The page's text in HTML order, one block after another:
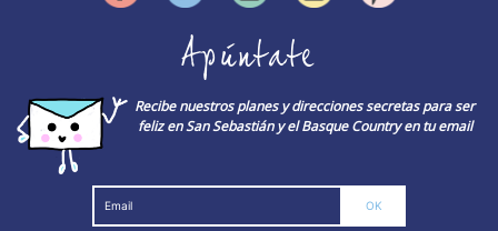
Apúntate
Recibe nuestros planes y direcciones secretas para ser
feliz en San Sebastián y el Basque Country en tu email